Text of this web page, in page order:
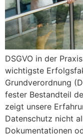
DSGVO in der
wichtigste
Grundverordnung
fester Bestandteil
zeigt unsere
Datenschutz nicht
Dokumentationen